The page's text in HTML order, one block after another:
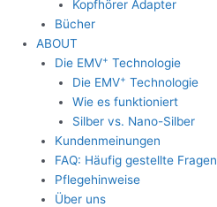
Kopfhörer Adapter
Bücher
ABOUT
Die EMV+ Technologie
Die EMV+ Technologie
Wie es funktioniert
Silber vs. Nano-Silber
Kundenmeinungen
FAQ: Häufig gestellte Fragen
Pflegehinweise
Über uns